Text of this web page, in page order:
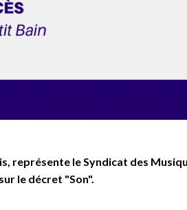
représente le Syndicat des
le décret "Son".